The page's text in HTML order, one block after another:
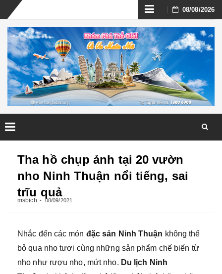
Skip
to
content
08/08/2026
Tha hồ chụp ảnh tại 20 vườn
nho Ninh Thuận nổi tiếng, sai
trĩu quả
msbich 08/09/2021
Nhắc đến các món đặc sản Ninh Thuận không thể
bỏ qua nho tươi cùng những sản phẩm chế biến từ
nho như rượu nho, mứt nho. Du lịch Ninh